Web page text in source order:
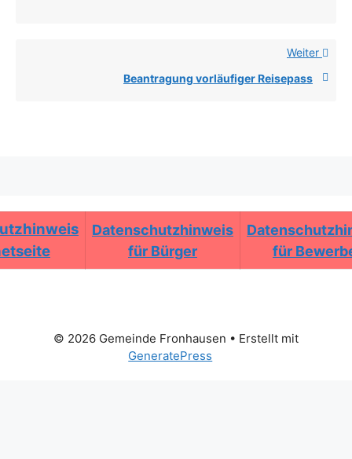
Weiter
Beantragung vorläufiger Reisepass
Datenschutzhinweis
für Bürger
für
© 2026 Gemeinde Fronhausen • Erstellt mit
GeneratePress